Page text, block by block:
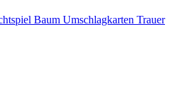
Umschlagkarten Trauer